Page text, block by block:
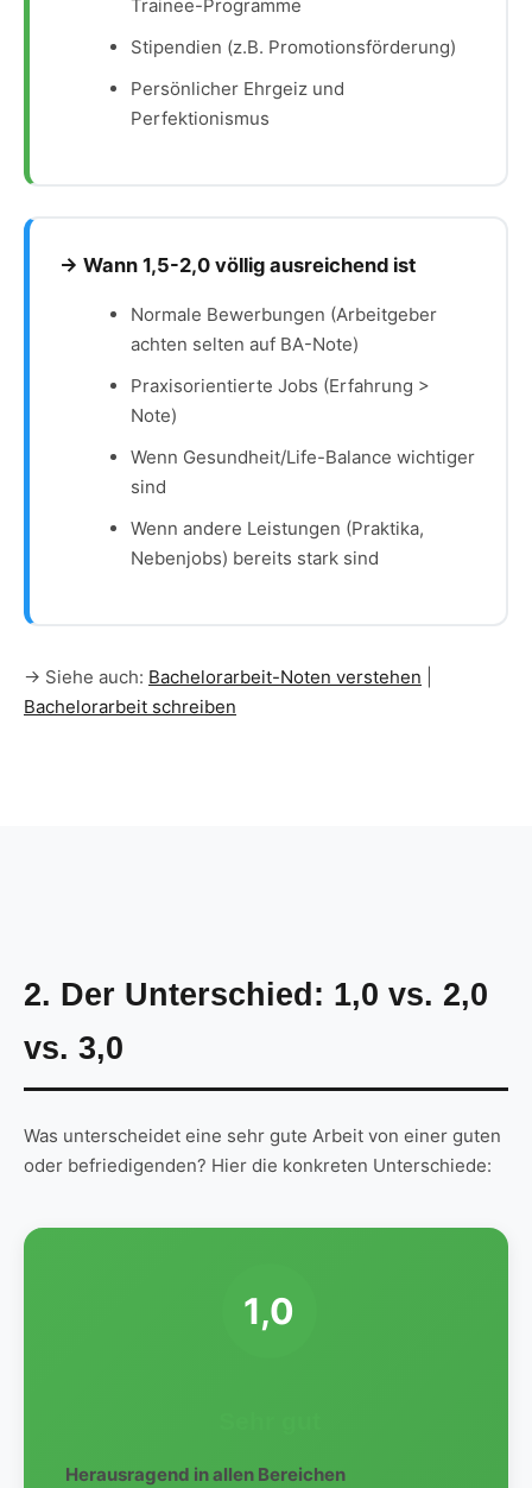
Trainee-Programme
Stipendien (z.B. Promotionsförderung)
Persönlicher Ehrgeiz und
Perfektionismus
→ Wann 1,5-2,0 völlig ausreichend ist
Normale Bewerbungen (Arbeitgeber
achten selten auf BA-Note)
Praxisorientierte Jobs (Erfahrung >
Note)
Wenn Gesundheit/Life-Balance wichtiger
sind
Wenn andere Leistungen (Praktika,
Nebenjobs) bereits stark sind
→ Siehe auch: Bachelorarbeit-Noten verstehen
Bachelorarbeit schreiben
2. Der Unterschied: 1,0 vs. 2,0
vs. 3,0
Was unterscheidet eine sehr gute Arbeit von einer guten
oder befriedigenden? Hier die konkreten Unterschiede:
1,0
Herausragend in allen Bereichen